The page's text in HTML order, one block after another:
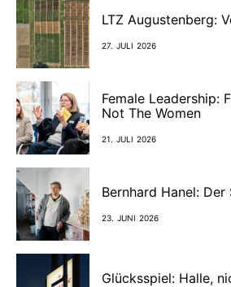
LTZ Augustenberg:
27. JULI 2026
Female Leadership:
Not The Women
21. JULI 2026
Bernhard Hanel:
23. JUNI 2026
Glücksspiel: Halle,